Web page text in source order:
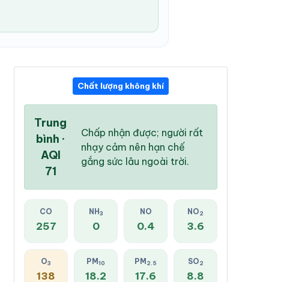
04:00 PM
31 °
84 %
Mây đen u ám
05:00 PM
81 %
Mây đen u ám
Chất lượng không khí
Trung
bình ·
AQI
71
Chấp nhận được; người rất
nhạy cảm nên hạn chế
gắng sức lâu ngoài trời.
CO
257
NH 3
0
NO
0.4
NO2
3.6
O3
138
PM 10
18.2
PM 2.5
17.6
SO2
8.8